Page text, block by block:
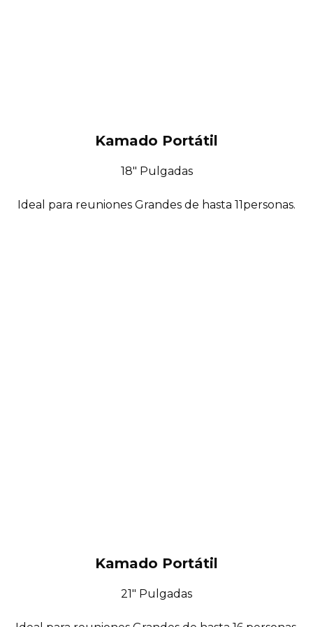
Kamado Portátil
18″ Pulgadas
Ideal para reuniones Grandes de hasta 11personas.
Kamado Portátil
21″ Pulgadas